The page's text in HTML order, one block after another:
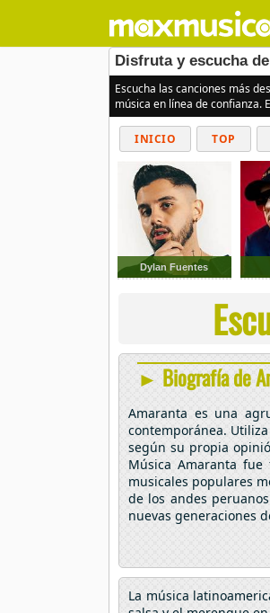
Disfruta y escucha
Escucha las canciones más
música en línea de confianza.
INICIO TOP
Dylan Fuentes
► Biografía de
Amaranta es una
contemporánea.
según su propia
Música Amaranta
musicales populares
de los andes
nuevas generaciones
La música